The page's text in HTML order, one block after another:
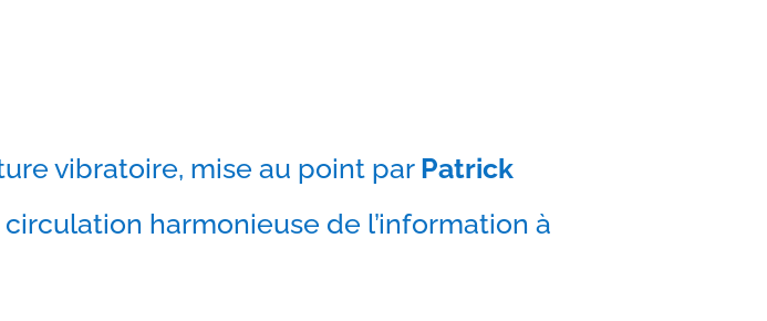
vibratoire, mise au point parPatrick
harmonieuse de l’information à